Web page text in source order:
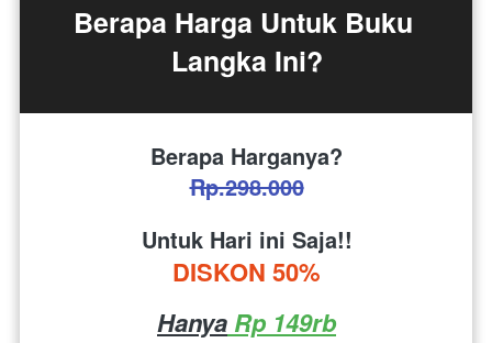
Berapa Harga Untuk Buku
Langka Ini?
Berapa Harganya?
Rp.298.000
Untuk Hari ini Saja!!
DISKON 50%
Hanya Rp 149rb